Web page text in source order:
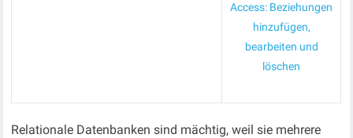
Access: Beziehungen
hinzufügen,
bearbeiten und
löschen
Relationale Datenbanken sind mächtig, weil sie mehrere